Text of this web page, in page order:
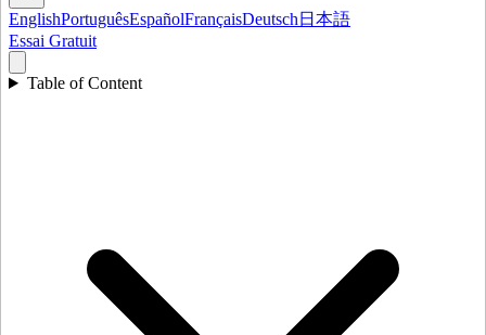
EnglishPortuguêsEspañolFrançaisDeutsch 日本語
Essai Gratuit
Table of Content